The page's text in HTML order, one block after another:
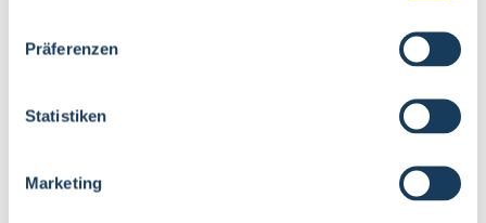
Präferenzen
Statistiken
Marketing
anfänglichen Zweifeln setzte sie sich intensiv mit
Kurse an und legte somit den Grundstein für die
erste ihrer zahlreichen Bücher veröffentlicht.